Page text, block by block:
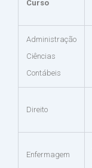
Curso
Administração
Ciências
Contábeis
Direito
Enfermagem